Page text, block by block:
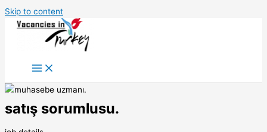
Skip to content
satış sorumlusu.